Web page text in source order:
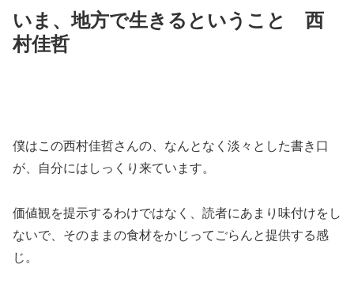
いま、地方で生きるということ 西
村佳哲
僕はこの西村佳哲さんの、なんとなく淡々とした書き口
が、自分にはしっくり来ています。
価値観を提示するわけではなく、読者にあまり味付けをし
ないで、そのままの食材をかじってごらんと提供する感
じ。